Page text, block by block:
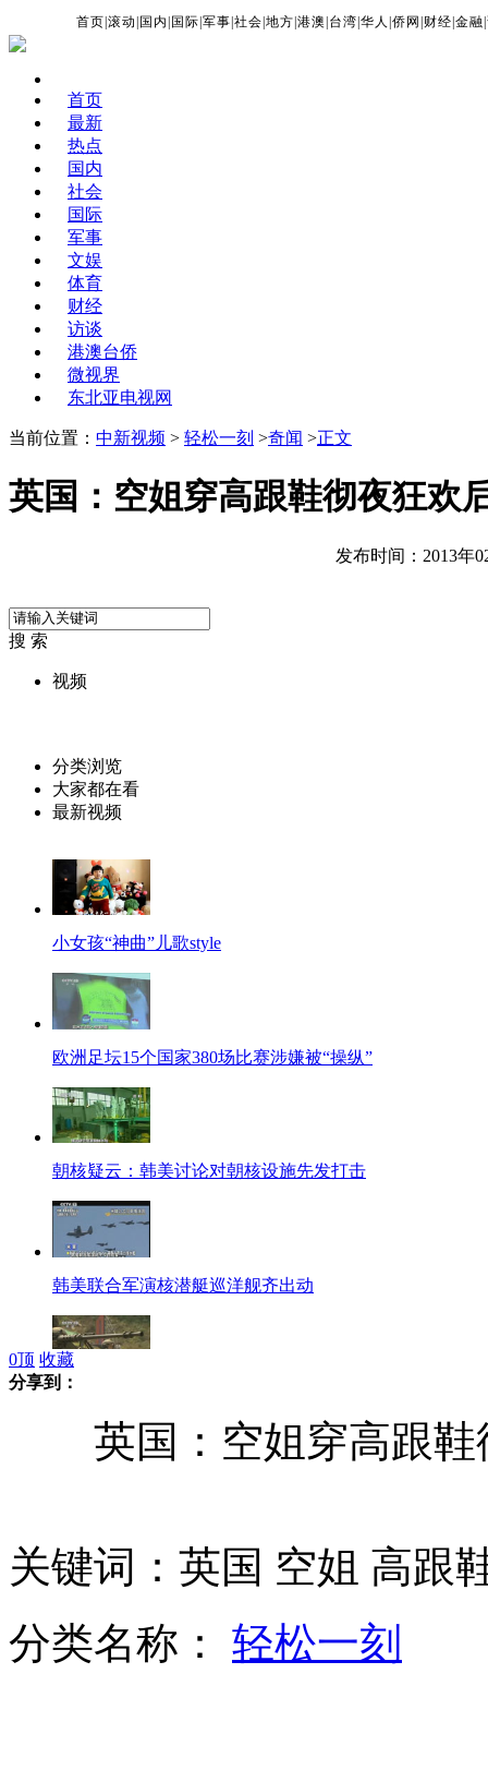
首页 |滚动 国内 国际 |军事 |社会 |地方 |港澳 台湾 |华人 |侨网 财经 |金融 |
首页
最新
热点
国内
社会
国际
军事
文娱
体育
财经
访谈
港澳台侨
微视界
东北亚电视网
当前位置： 中新视频 > 轻松一刻 >奇闻 >正文
英国：空姐穿高跟鞋彻夜狂欢
发布时间：2013年
搜 索
视频
分类浏览
大家都在看
最新视频
小女孩“神曲”儿歌style
欧洲足坛15个国家380场比赛涉嫌被“操纵”
朝核疑云：韩美讨论对朝核设施先发打击
韩美联合军演核潜艇巡洋舰齐出动
海训反潜重头戏直击美日水下动作
0顶 收藏
分享到：
英国：空姐穿高跟鞋
关键词：英国 空姐 高跟
分类名称： 轻松一刻